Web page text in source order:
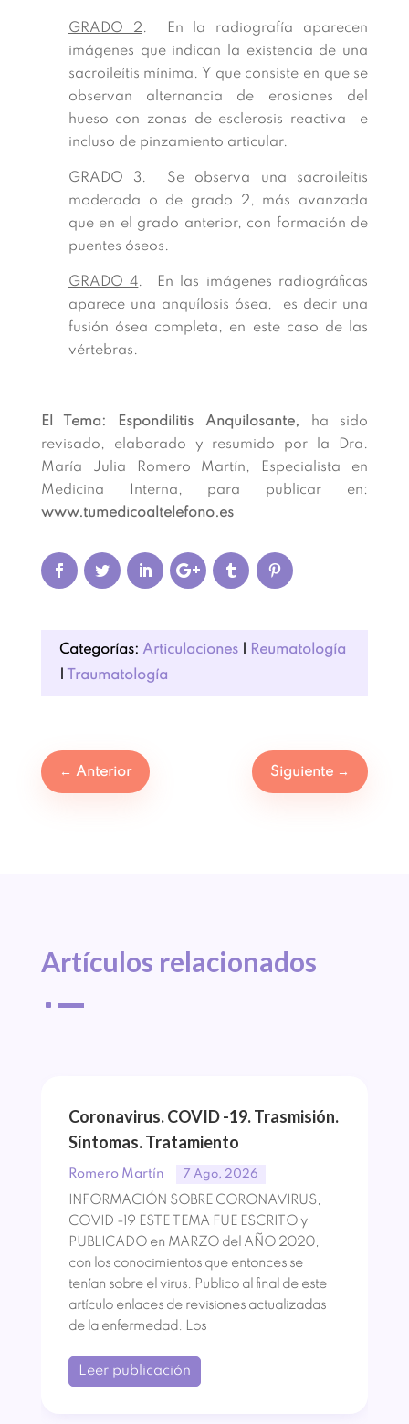
GRADO 2. En la radiografía aparecen
imágenes que indican la existencia de una
sacroileítis mínima. Y que consiste en que se
observan alternancia de erosiones del
hueso con zonas de esclerosis reactiva e
incluso de pinzamiento articular.
GRADO 3. Se observa una sacroileítis
moderada o de grado 2, más avanzada
que en el grado anterior, con formación de
puentes óseos.
GRADO 4. En las imágenes radiográficas
aparece una anquílosis ósea, es decir una
fusión ósea completa, en este caso de las
vértebras.
El Tema: Espondilitis Anquilosante, ha sido
revisado, elaborado y resumido por la Dra.
María Julia Romero Martín, Especialista en
Medicina Interna, para publicar en:
www.tumedicoaltelefono.es
Categorías: Articulaciones|
Reumatología
Traumatología
← Anterior Siguiente →
Artículos relacionados
^
Coronavirus. COVID -19. Trasmisión.
Síntomas. Tratamiento
Romero Martín 7 Ago, 2026
INFORMACIÓN SOBRE CORONAVIRUS,
COVID -19 ESTE TEMA FUE ESCRITO y
PUBLICADO en MARZO del AÑO 2020,
con los conocimientos que entonces se
tenían sobre el virus. Publico al final de este
artículo enlaces de revisiones actualizadas
de la enfermedad. Los
Leer publicación